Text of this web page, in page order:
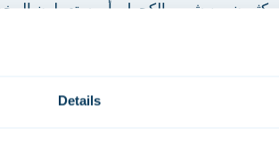
Details
يكثرون من شرب الكحول، أو يستعملون